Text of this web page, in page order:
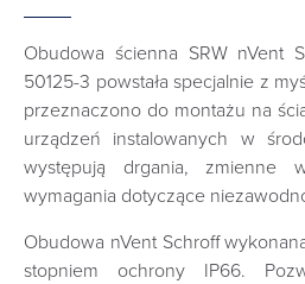
Obudowa ścienna SRW nVent
50125-3 powstała specjalnie z
przeznaczono do montażu na
urządzeń instalowanych w
występują drgania, zmienne
wymagania dotyczące
Obudowa nVent Schroff
stopniem ochrony IP66.